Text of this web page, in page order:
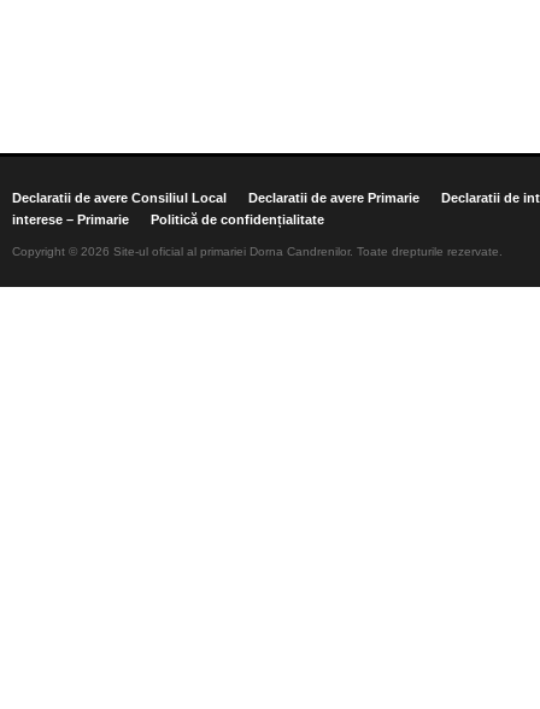
Declaratii de avere Consiliul Local Declaratii de avere Primarie
Declaratii de
interese – Primarie
Politică de confidențialitate
Copyright © 2026 Site-ul oficial al primariei Dorna Candrenilor. Toate drepturile rezervate.